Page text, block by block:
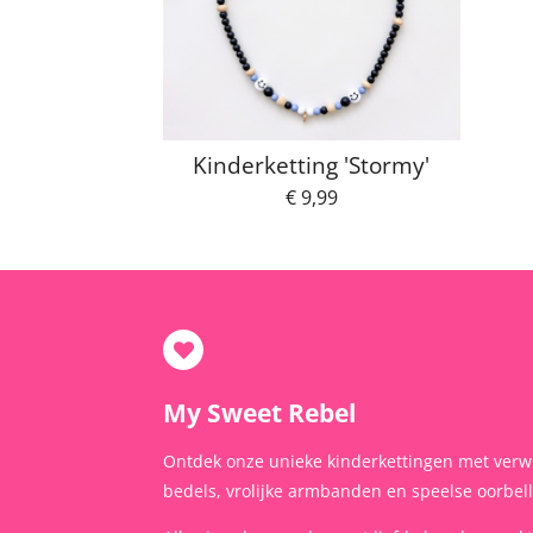
Kinderketting 'Stormy'
€ 9,99
My Sweet Rebel
Ontdek onze unieke kinderkettingen met
bedels, vrolijke armbanden en speelse